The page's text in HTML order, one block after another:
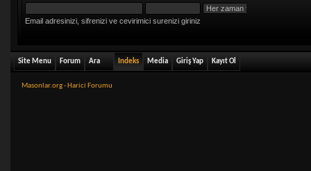
Email adresinizi, sifrenizi ve cevirimici surenizi giriniz
Site Menu Forum Ara Indeks Media Giriş Yap Kayıt Ol
Masonlar.org - Harici Forumu